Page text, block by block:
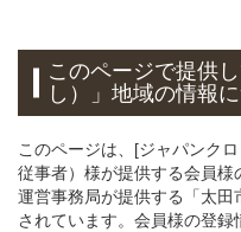
このページで提供
し）」地域の情報
このページは、[ジャパンク
従事者）様が提供する会員
運営事務局が提供する「太
されています。会員様の登